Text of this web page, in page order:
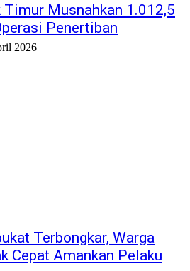
Musnahkan 1.012,5
Penertiban
2026
Terbongkar, Warga
Cepat Amankan Pelaku